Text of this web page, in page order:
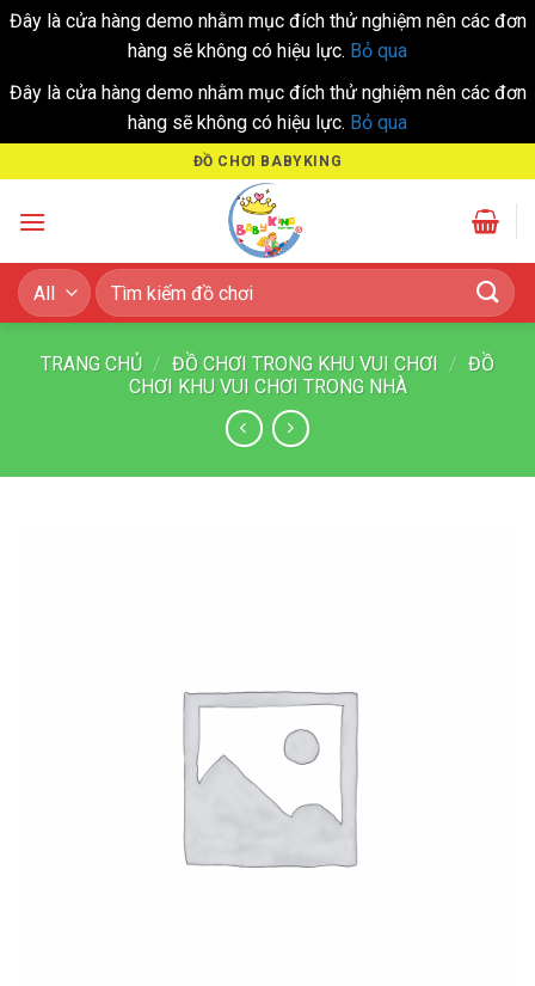
Đây là cửa hàng demo nhằm mục đích thử nghiệm nên các đơn
hàng sẽ không có hiệu lực. Bỏ qua
Đây là cửa hàng demo nhằm mục đích thử nghiệm nên các đơn
hàng sẽ không có hiệu lực. Bỏ qua
to
content
ĐỒ CHƠI BABYKING
Tìm
kiếm:
TRANG CHỦ / ĐỒ CHƠI TRONG KHU VUI CHƠI / ĐỒ
CHƠI KHU VUI CHƠI TRONG NHÀ